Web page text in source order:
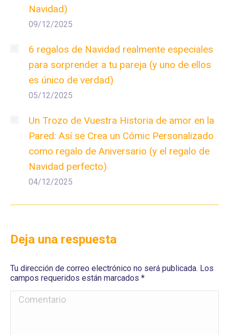
Navidad)
09/12/2025
6 regalos de Navidad realmente especiales
para sorprender a tu pareja (y uno de ellos
es único de verdad)
05/12/2025
Un Trozo de Vuestra Historia de amor en la
Pared: Así se Crea un Cómic Personalizado
como regalo de Aniversario (y el regalo de
Navidad perfecto)
04/12/2025
Deja una respuesta
Tu dirección de correo electrónico no será publicada. Los
campos requeridos están marcados *
Comentario